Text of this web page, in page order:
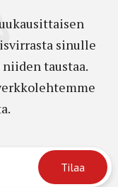
sinulle
taustaa.